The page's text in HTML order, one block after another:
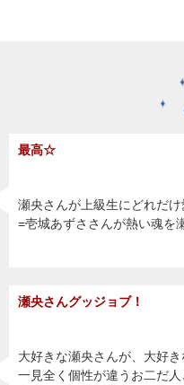
最高☆
瀬央さんが上級生にどれだ
=壱城あずささんが熱い魂を
瀬央さんグッジョブ！
大好きな瀬央さんが、大好
一見全く個性が違うお二だ